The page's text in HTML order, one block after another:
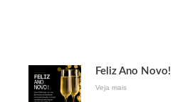
Feliz Ano Novo!
Veja mais